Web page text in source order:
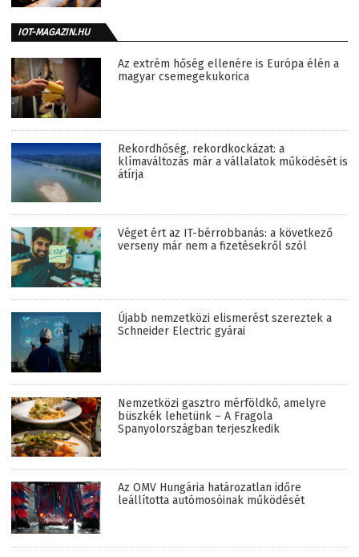
IOT-MAGAZIN.HU
Az extrém hőség ellenére is Európa élén a
magyar csemegekukorica
Rekordhőség, rekordkockázat: a
klímaváltozás már a vállalatok működését is
átírja
Véget ért az IT-bérrobbanás: a következő
verseny már nem a fizetésekről szól
Újabb nemzetközi elismerést szereztek a
Schneider Electric gyárai
Nemzetközi gasztro mérföldkő, amelyre
büszkék lehetünk – A Fragola
Spanyolországban terjeszkedik
Az OMV Hungária határozatlan időre
leállította autómosóinak működését